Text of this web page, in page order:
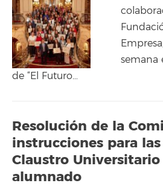
semana
de “El Futuro…
Resolución de la
instrucciones para
Claustro
alumnado